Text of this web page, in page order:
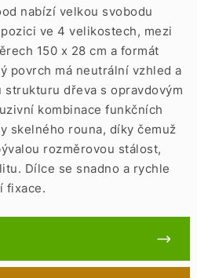
nabízí velkou svobodu
ve 4 velikostech, mezi
150 x 28 cm a formát
povrch má neutrální vzhled a
dřeva s opravdovým
kombinace funkčních
skelného rouna, díky čemuž
rozměrovou stálost,
Dílce se snadno a rychle
fixace.